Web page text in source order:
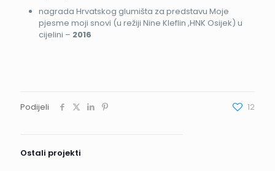
nagrada Hrvatskog glumišta za predstavu Moje
pjesme moji snovi (u režiji Nine Kleflin ,HNK Osijek) u
cijelini – 2016
Podijeli 12
Ostali projekti